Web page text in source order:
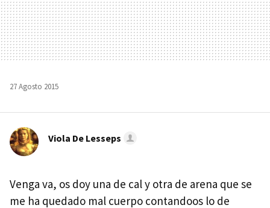
27 Agosto 2015
Viola De Lesseps
Venga va, os doy una de cal y otra de arena que se
me ha quedado mal cuerpo contandoos lo de